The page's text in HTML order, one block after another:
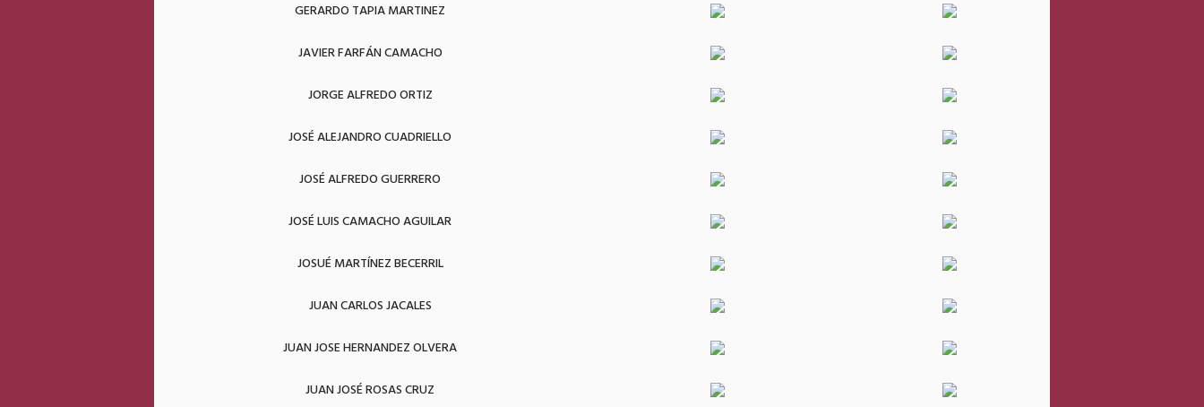
GERARDO TAPIA MARTINEZ
JAVIER FARFÁN CAMACHO
JORGE ALFREDO ORTIZ
JOSÉ ALEJANDRO CUADRIELLO
JOSÉ ALFREDO GUERRERO
JOSÉ LUIS CAMACHO AGUILAR
JOSUÉ MARTÍNEZ BECERRIL
JUAN CARLOS JACALES
JUAN JOSE HERNANDEZ OLVERA
JUAN JOSÉ ROSAS CRUZ